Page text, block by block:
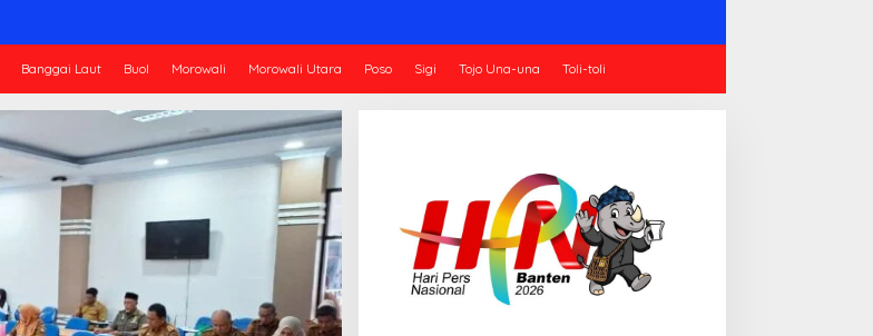
Banggai Laut Buol Morowali Morowali Utara Poso Sigi Tojo Una-una Toli-toli